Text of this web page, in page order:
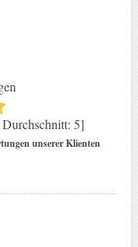
5]
unserer Klienten